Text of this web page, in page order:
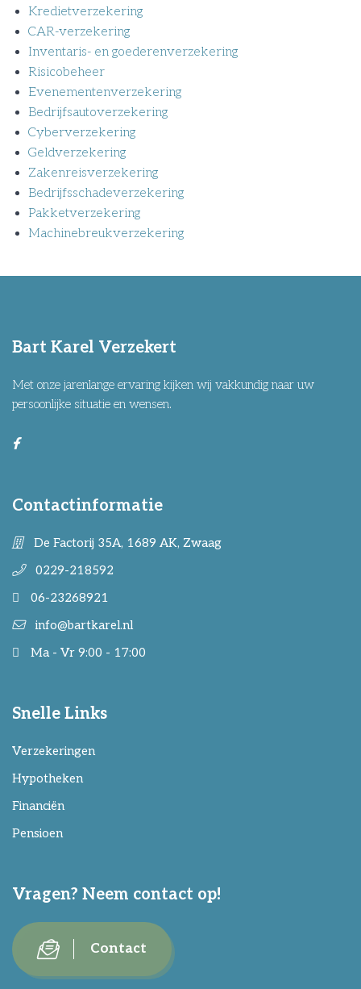
Kredietverzekering
CAR-verzekering
Inventaris- en goederenverzekering
Risicobeheer
Evenementenverzekering
Bedrijfsautoverzekering
Cyberverzekering
Geldverzekering
Zakenreisverzekering
Bedrijfsschadeverzekering
Pakketverzekering
Machinebreukverzekering
Bart Karel Verzekert
Met onze jarenlange ervaring kijken wij vakkundig naar uw
persoonlijke situatie en wensen.
Contactinformatie
De Factorij 35A, 1689 AK, Zwaag
0229-218592
06-23268921
info@bartkarel.nl
Ma - Vr 9:00 - 17:00
Snelle Links
Verzekeringen
Hypotheken
Financiën
Pensioen
Vragen? Neem contact op!
Contact